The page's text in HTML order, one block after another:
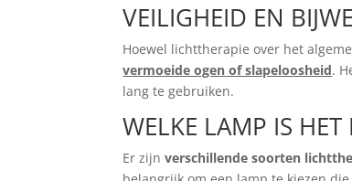
VEILIGHEID EN
Hoewel lichttherapie over het
vermoeide ogen of slapeloosheid.
lang te gebruiken.
WELKE LAMP IS HET
Er zijnverschillende soorten